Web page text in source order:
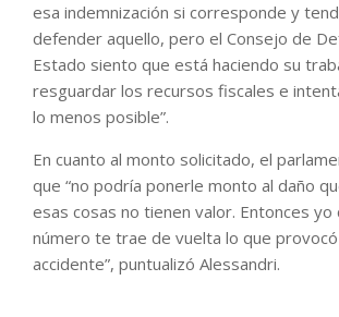
esa indemnización si corresponde y
defender aquello, pero el Consejo de
Estado siento que está haciendo su
resguardar los recursos fiscales e
lo menos posible”.
En cuanto al monto solicitado, el
que “no podría ponerle monto al daño
esas cosas no tienen valor. Entonces yo
número te trae de vuelta lo que
accidente”, puntualizó Alessandri.